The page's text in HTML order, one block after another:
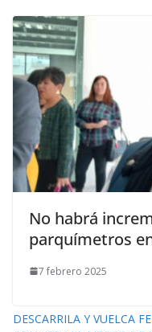
No habrá
parquímetros
7 febrero 2025
DESCARRILA Y VUELCA